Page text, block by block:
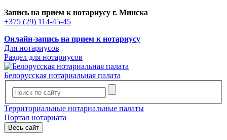
Запись на прием к нотариусу г. Минска
+375 (29) 114-45-45
Онлайн-запись на прием к нотариусу
Для нотариусов
Раздел для нотариусов
Белорусская нотариальная палата
Территориальные нотариальные палаты
Портал нотариата
Весь сайт